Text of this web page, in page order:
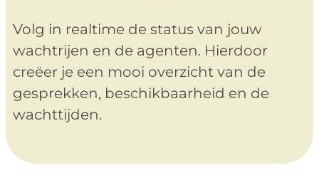
Volg in realtime de status van jouw
wachtrijen en de agenten. Hierdoor
creëer je een mooi overzicht van de
gesprekken, beschikbaarheid en de
wachttijden.